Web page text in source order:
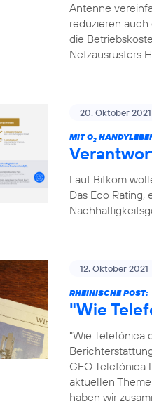
Antenne
reduzieren
die
Netzausrüsters
20. Oktober 2021
MIT O2
Laut Bitkom
Das Eco
12. Oktober 2021
RHEINISCHE POST:
"Wie
"Wie Telefónica
CEO Telefónica
aktuellen
haben wir